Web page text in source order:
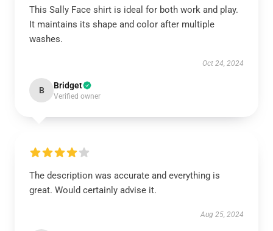
This Sally Face shirt is ideal for both work and play.
It maintains its shape and color after multiple
washes.
Oct 24, 2024
B Bridget
Verified owner
The description was accurate and everything is
great. Would certainly advise it.
Aug 25, 2024